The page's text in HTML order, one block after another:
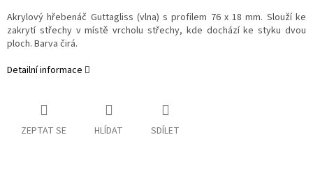
Akrylový hřebenáč Guttagliss (vlna) s profilem 76 x 18 mm. Slouží ke
zakrytí střechy v místě vrcholu střechy, kde dochází ke styku dvou
ploch. Barva čirá.
Detailní informace
ZEPTAT SE HLÍDAT SDÍLET